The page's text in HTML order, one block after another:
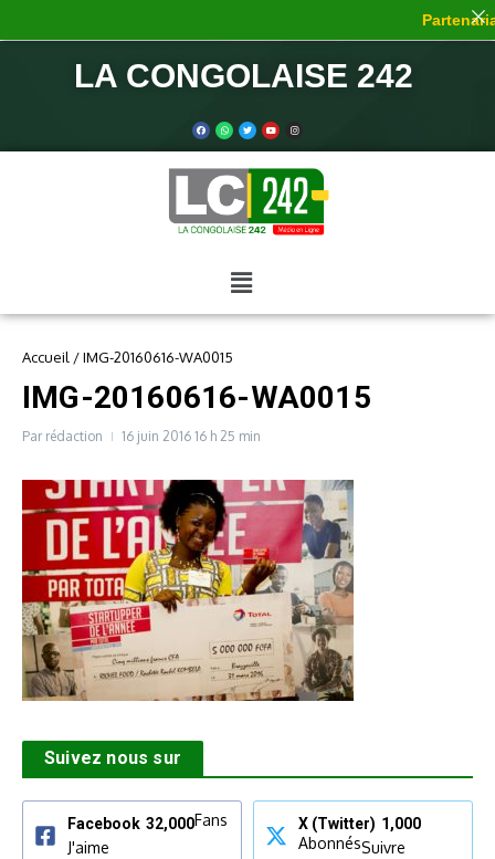
LA CONGOLAISE 242
Accueil /IMG-20160616-WA0015
IMG-20160616-WA0015
Par rédaction 16 juin 2016 16 h 25 min
Suivez nous sur
Facebook 32,000Fans
J'aime
X (Twitter) 1,000
AbonnésSuivre